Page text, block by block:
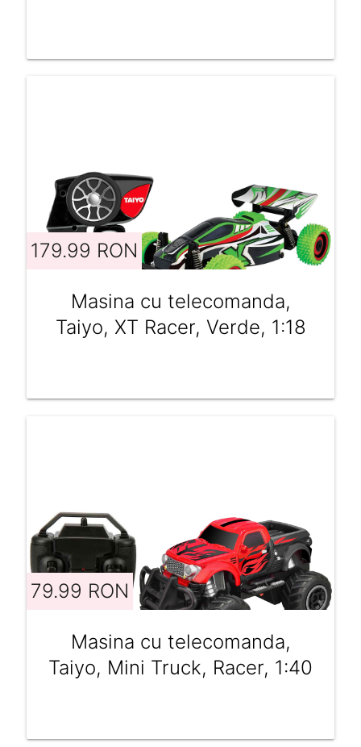
179.99 RON
Masina cu telecomanda,
Taiyo, XT Racer, Verde, 1:18
79.99 RON
Masina cu telecomanda,
Taiyo, Mini Truck, Racer, 1:40